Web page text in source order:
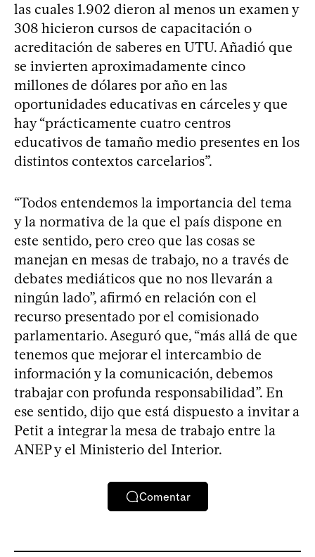
las cuales 1.902 dieron al menos un examen y
308 hicieron cursos de capacitación o
acreditación de saberes en UTU. Añadió que
se invierten aproximadamente cinco
millones de dólares por año en las
oportunidades educativas en cárceles y que
hay “prácticamente cuatro centros
educativos de tamaño medio presentes en los
distintos contextos carcelarios”.
“Todos entendemos la importancia del tema
y la normativa de la que el país dispone en
este sentido, pero creo que las cosas se
manejan en mesas de trabajo, no a través de
debates mediáticos que no nos llevarán a
ningún lado”, afirmó en relación con el
recurso presentado por el comisionado
parlamentario. Aseguró que, “más allá de que
tenemos que mejorar el intercambio de
información y la comunicación, debemos
trabajar con profunda responsabilidad”. En
ese sentido, dijo que está dispuesto a invitar a
Petit a integrar la mesa de trabajo entre la
ANEP y el Ministerio del Interior.
Comentar